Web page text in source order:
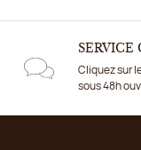
SERVICE
Cliquez sur
sous 48h